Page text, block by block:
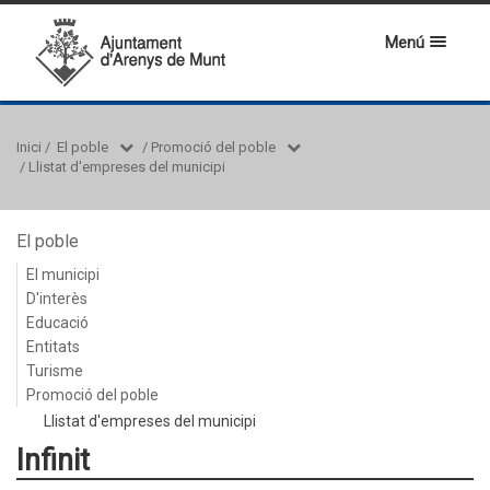
Menú
Inici / El poble / Promoció del poble
/ Llistat d'empreses del municipi
El poble
El municipi
D'interès
Educació
Entitats
Turisme
Promoció del poble
Llistat d'empreses del municipi
Infinit